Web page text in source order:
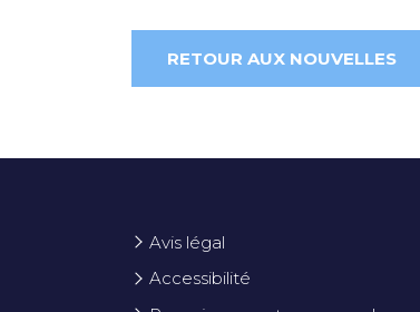
RETOUR AUX NOUVELLES
Avis légal
Accessibilité